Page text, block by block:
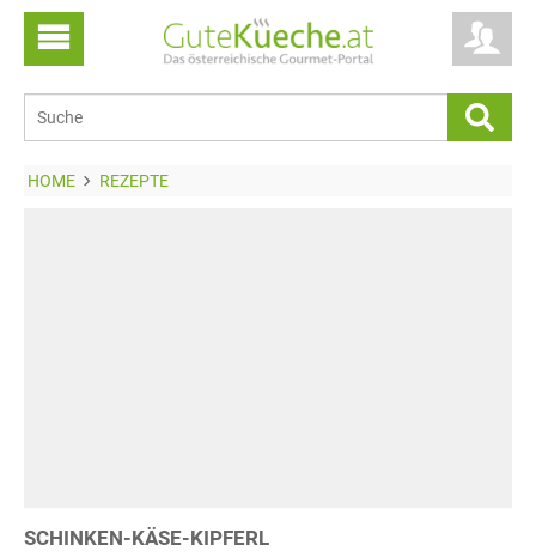
HOME REZEPTE
SCHINKEN-KÄSE-KIPFERL